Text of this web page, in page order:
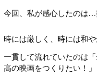
今回、私が感心したのは
時には厳しく、時には和
一貫して流れていたのは
高の映画をつくりたい！